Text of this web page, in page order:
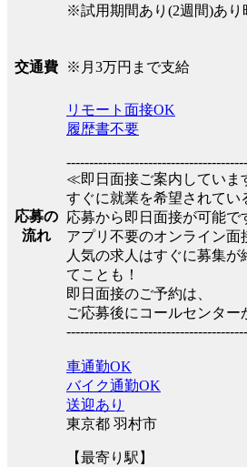
※試用期間あり(2週間)あり
交通費 ※月3万円まで支給
応募の
流れ
リモート面接OK
履歴書不要
≪即日面接ご案内してい
すぐに就業を希望されてい
応募から即日面接が可能
アプリ不要のオンライン面
人気の求人はすぐに募集
てことも！
即日面接のご予約は、
ご応募後にコールセンター
車通勤OK
バイク通勤OK
送迎あり
東京都 羽村市
【最寄り駅】